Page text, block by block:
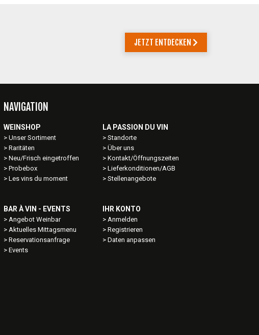
JETZT ENTDECKEN
NAVIGATION
WEINSHOP
Unser Sortiment
Raritäten
Neu/Frisch eingetroffen
Probebox
Les vins du moment
BAR À VIN - EVENTS
Angebot Weinbar
Aktuelles Mittagsmenu
Reservationsanfrage
Events
LA PASSION DU VIN
Standorte
Über uns
Kontakt/Öffnungszeiten
Lieferkonditionen/AGB
Stellenangebote
IHR KONTO
Anmelden
Registrieren
Daten anpassen